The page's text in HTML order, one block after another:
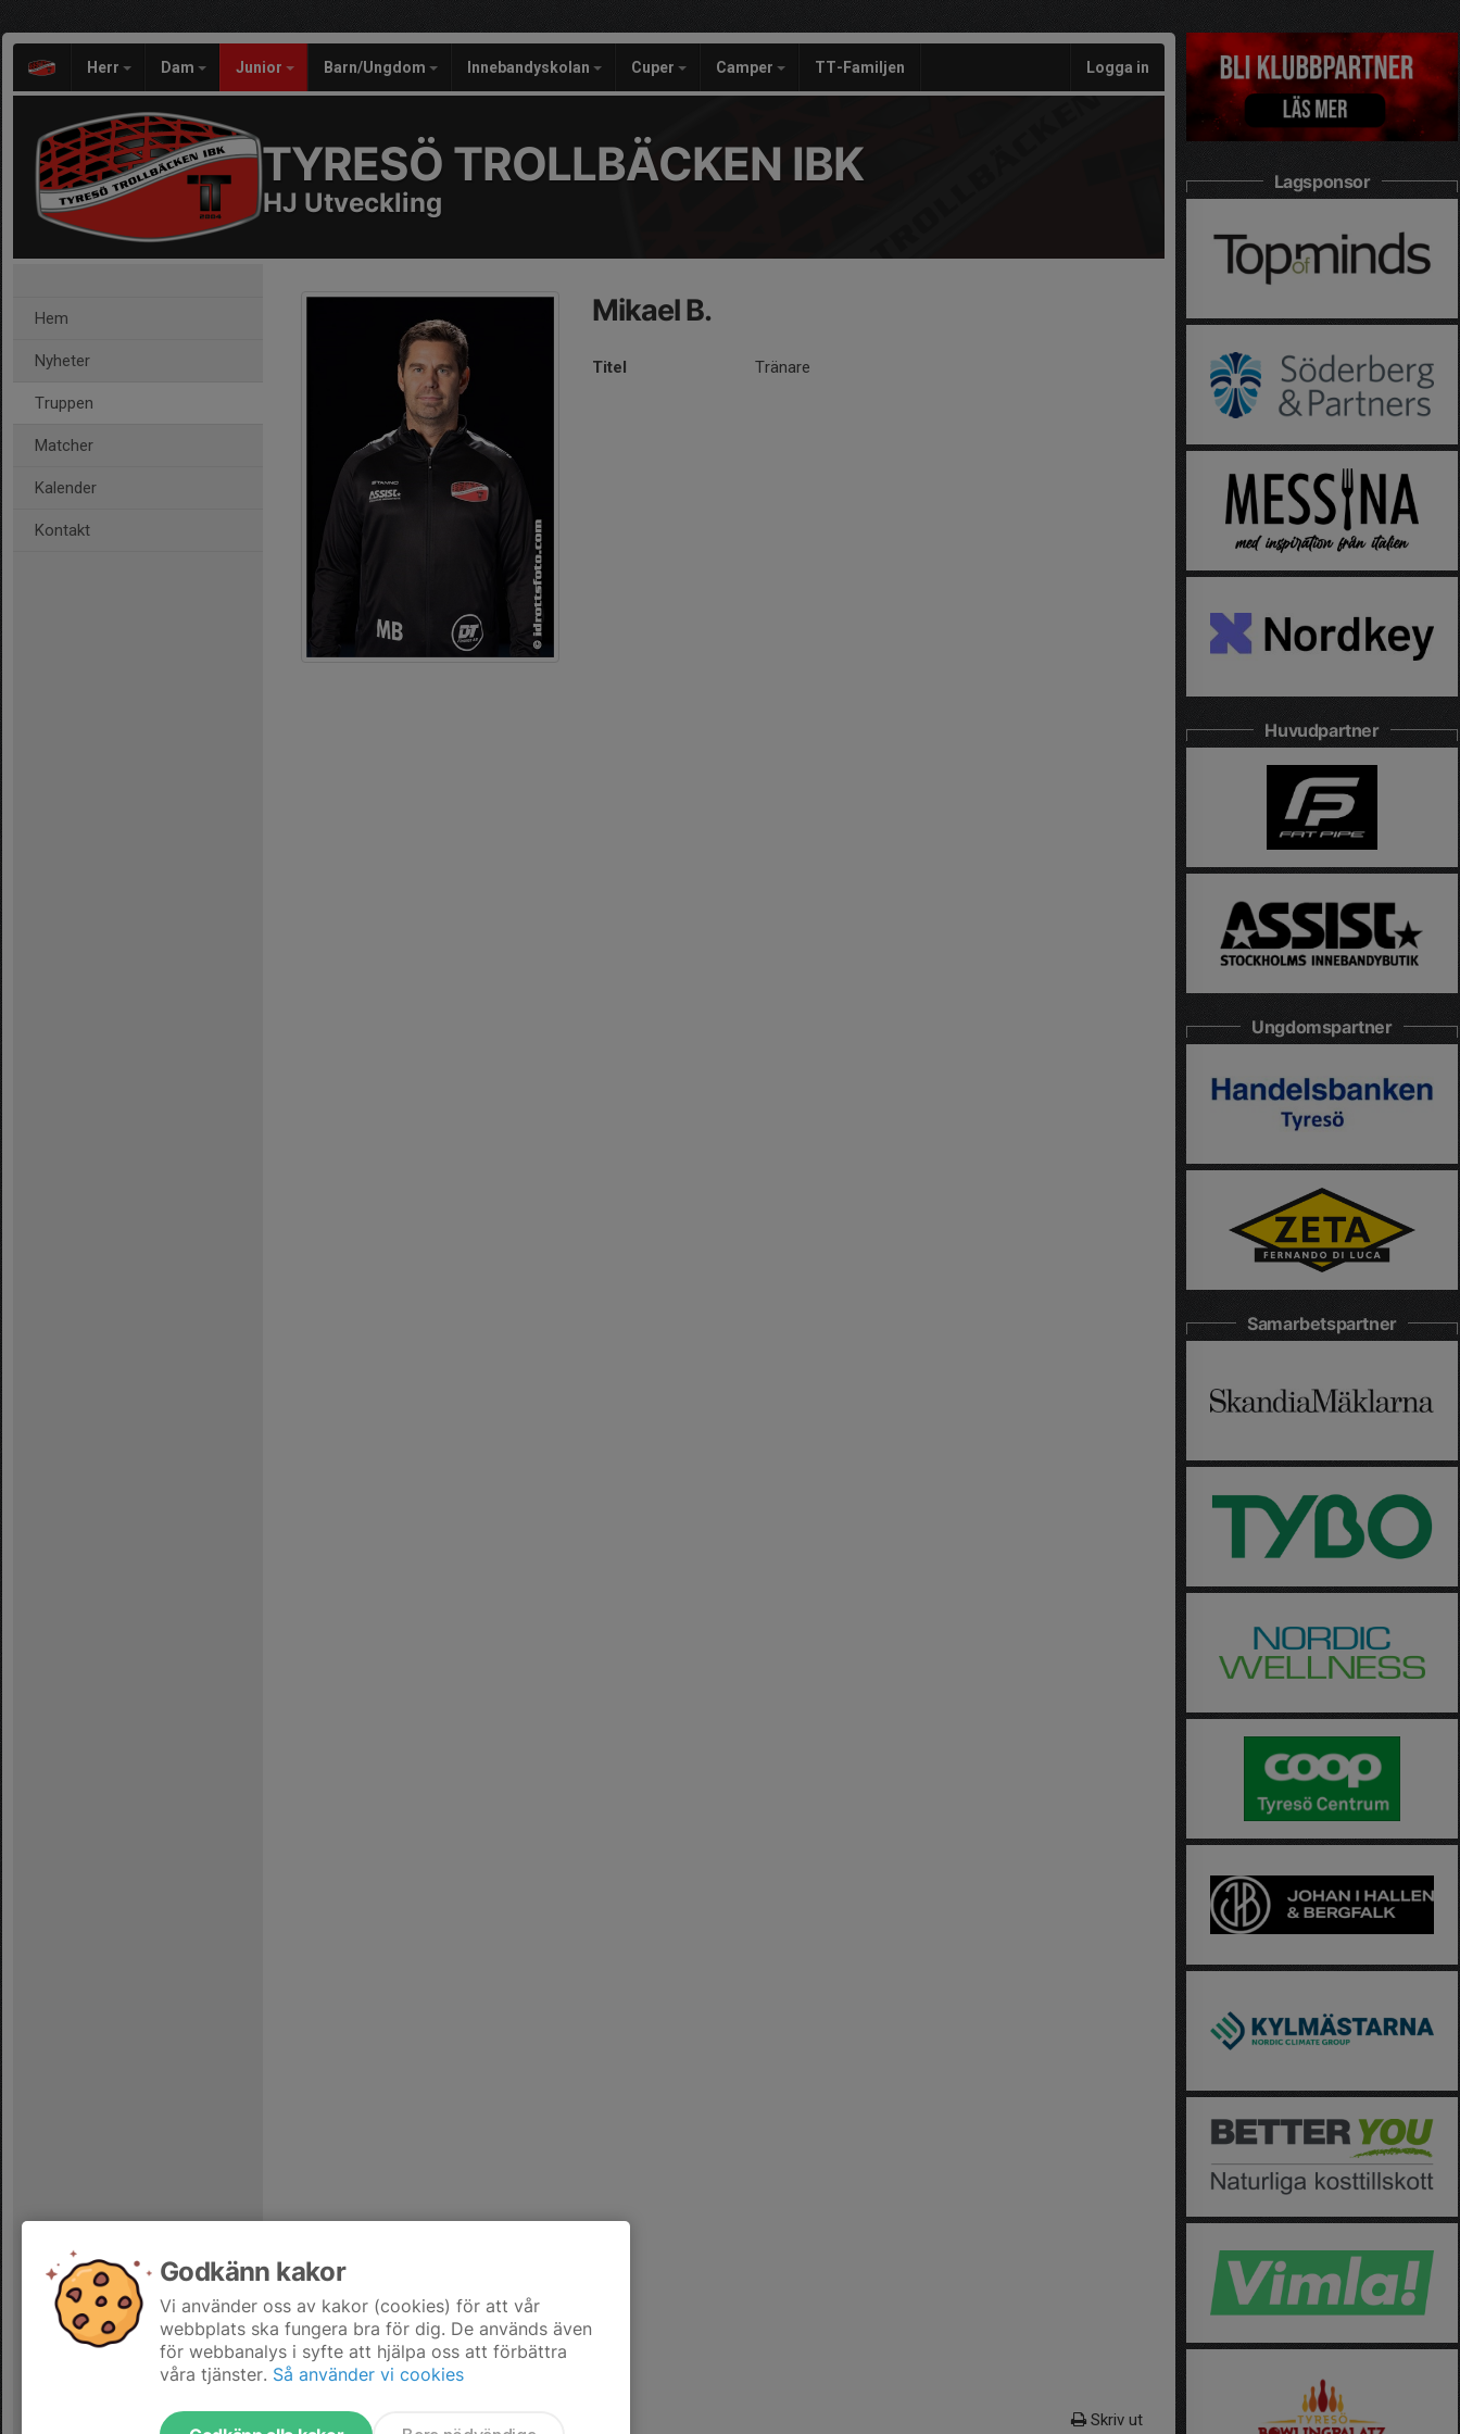
Herr Dam Junior Barn/Ungdom Innebandyskolan Cuper Camper TT-Familjen Logga in
TYRESÖ TROLLBÄCKEN IBK
HJ Utveckling
Hem
Nyheter
Truppen
Matcher
Kalender
Kontakt
Mikael B.
Titel Tränare
Skriv ut
Lagsponsor
Huvudpartner
Ungdomspartner
Samarbetspartner
Godkänn kakor
Vi använder oss av kakor (cookies) för att vår
webbplats ska fungera bra för dig. De används även
för webbanalys i syfte att hjälpa oss att förbättra
våra tjänster. Så använder vi cookies